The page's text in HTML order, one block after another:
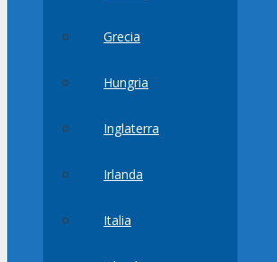
Grecia
Hungria
Inglaterra
Irlanda
Italia